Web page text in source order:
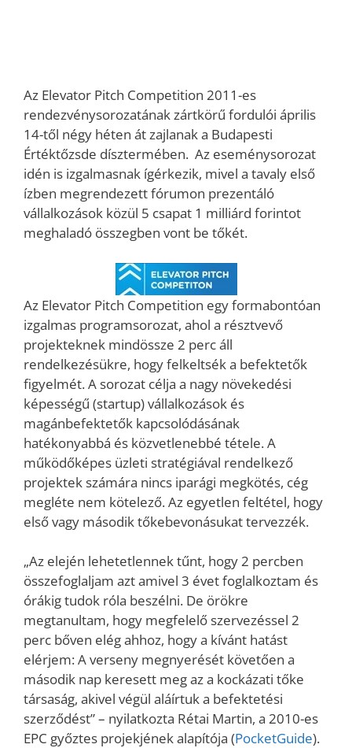
Az Elevator Pitch Competition 2011-es
rendezvénysorozatának zártkörű fordulói április
14-től négy héten át zajlanak a Budapesti
Értéktőzsde dísztermében. Az eseménysorozat
idén is izgalmasnak ígérkezik, mivel a tavaly első
ízben megrendezett fórumon prezentáló
vállalkozások közül 5 csapat 1 milliárd forintot
meghaladó összegben vont be tőkét.
Az Elevator Pitch Competition egy formabontóan
izgalmas programsorozat, ahol a résztvevő
projekteknek mindössze 2 perc áll
rendelkezésükre, hogy felkeltsék a befektetők
figyelmét. A sorozat célja a nagy növekedési
képességű (startup) vállalkozások és
magánbefektetők kapcsolódásának
hatékonyabbá és közvetlenebbé tétele. A
működőképes üzleti stratégiával rendelkező
projektek számára nincs iparági megkötés, cég
megléte nem kötelező. Az egyetlen feltétel, hogy
első vagy második tőkebevonásukat tervezzék.
„Az elején lehetetlennek tűnt, hogy 2 percben
összefoglaljam azt amivel 3 évet foglalkoztam és
órákig tudok róla beszélni. De örökre
megtanultam, hogy megfelelő szervezéssel 2
perc bőven elég ahhoz, hogy a kívánt hatást
elérjem: A verseny megnyerését követően a
második nap keresett meg az a kockázati tőke
társaság, akivel végül aláírtuk a befektetési
szerződést” – nyilatkozta Rétai Martin, a 2010-es
EPC győztes projekjének alapítója (PocketGuide).